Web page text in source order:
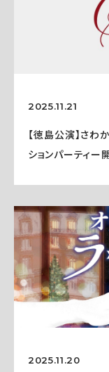
2025.11.21
【徳島公演】さわ
ションパーティー
2025.11.20